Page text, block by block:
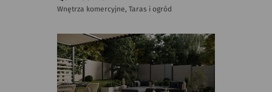
Wnętrza komercyjne, Taras i ogród